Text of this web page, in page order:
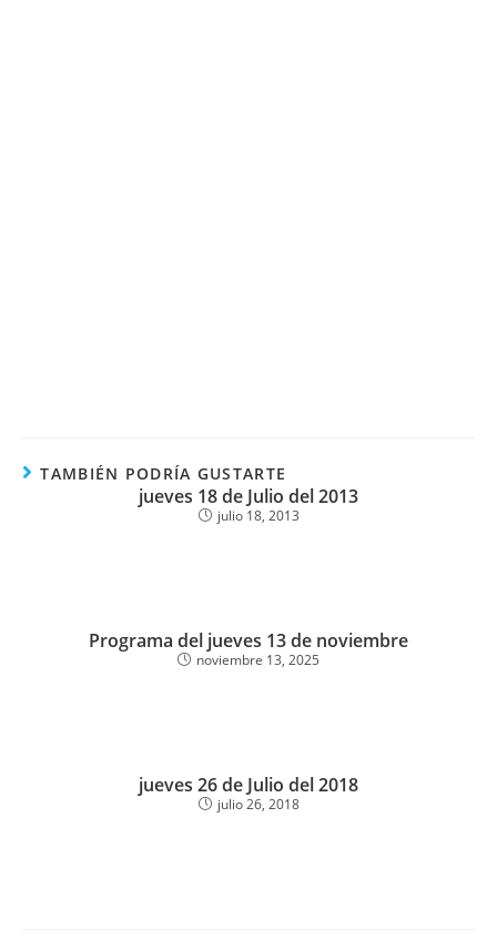
TAMBIÉN PODRÍA GUSTARTE
jueves 18 de Julio del 2013
julio 18, 2013
Programa del jueves 13 de noviembre
noviembre 13, 2025
jueves 26 de Julio del 2018
julio 26, 2018